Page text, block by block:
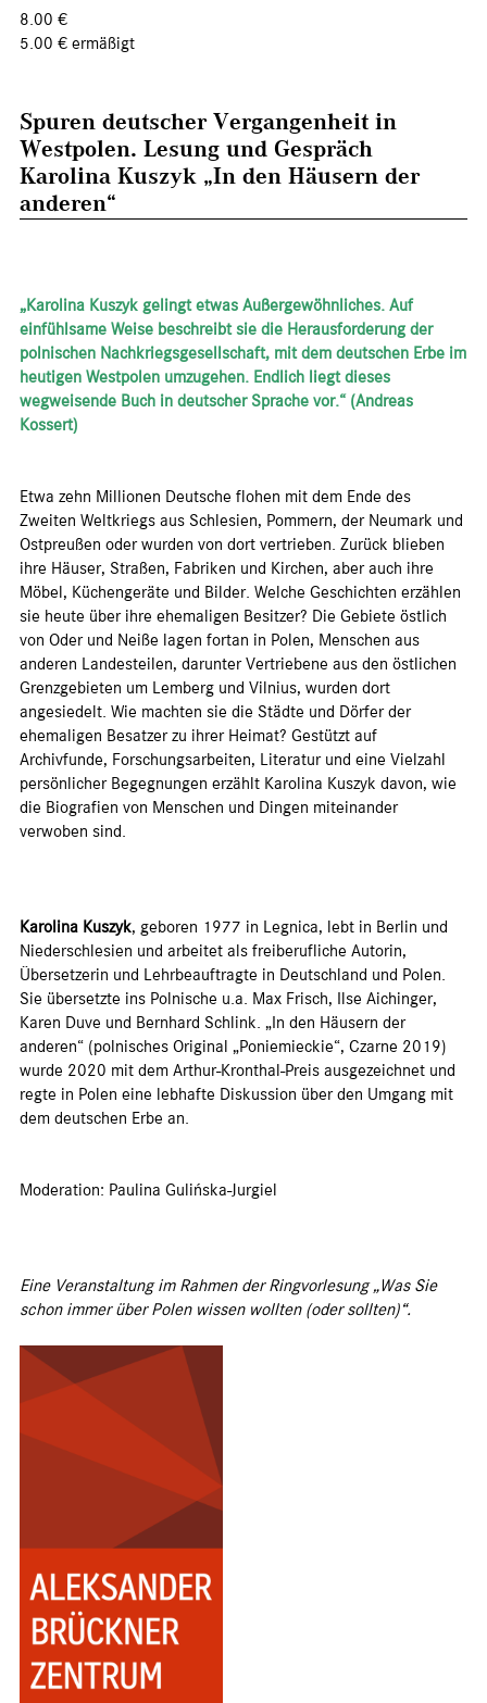
8.00 €
5.00 € ermäßigt
Spuren deutscher Vergangenheit in
Westpolen. Lesung und Gespräch
Karolina Kuszyk „In den Häusern der
anderen“
„Karolina Kuszyk gelingt etwas Außergewöhnliches. Auf
einfühlsame Weise beschreibt sie die Herausforderung der
polnischen Nachkriegsgesellschaft, mit dem deutschen Erbe im
heutigen Westpolen umzugehen. Endlich liegt dieses
wegweisende Buch in deutscher Sprache vor.“ (Andreas
Kossert)
Etwa zehn Millionen Deutsche flohen mit dem Ende des
Zweiten Weltkriegs aus Schlesien, Pommern, der Neumark und
Ostpreußen oder wurden von dort vertrieben. Zurück blieben
ihre Häuser, Straßen, Fabriken und Kirchen, aber auch ihre
Möbel, Küchengeräte und Bilder. Welche Geschichten erzählen
sie heute über ihre ehemaligen Besitzer? Die Gebiete östlich
von Oder und Neiße lagen fortan in Polen, Menschen aus
anderen Landesteilen, darunter Vertriebene aus den östlichen
Grenzgebieten um Lemberg und Vilnius, wurden dort
angesiedelt. Wie machten sie die Städte und Dörfer der
ehemaligen Besatzer zu ihrer Heimat? Gestützt auf
Archivfunde, Forschungsarbeiten, Literatur und eine Vielzahl
persönlicher Begegnungen erzählt Karolina Kuszyk davon, wie
die Biografien von Menschen und Dingen miteinander
verwoben sind.
Karolina Kuszyk, geboren 1977 in Legnica, lebt in Berlin und
Niederschlesien und arbeitet als freiberufliche Autorin,
Übersetzerin und Lehrbeauftragte in Deutschland und Polen.
Sie übersetzte ins Polnische u.a. Max Frisch, Ilse Aichinger,
Karen Duve und Bernhard Schlink. „In den Häusern der
anderen“ (polnisches Original „Poniemieckie“, Czarne 2019)
wurde 2020 mit dem Arthur-Kronthal-Preis ausgezeichnet und
regte in Polen eine lebhafte Diskussion über den Umgang mit
dem deutschen Erbe an.
Moderation: Paulina Gulińska-Jurgiel
Eine Veranstaltung im Rahmen der Ringvorlesung „Was Sie
schon immer über Polen wissen wollten (oder sollten)“.